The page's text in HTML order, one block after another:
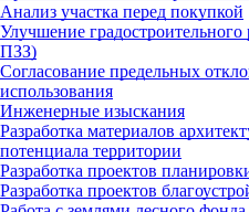
Анализ участка перед покупкой
Улучшение
ПЗЗ)
Согласование предельных
использования
Инженерные изыскания
Разработка материалов
потенциала территории
Разработка проектов
Разработка проектов